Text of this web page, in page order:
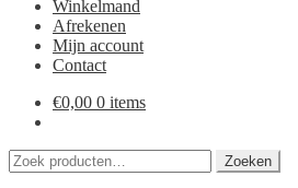
Winkelmand
Afrekenen
Mijn account
Contact
€0,00 0 items
Zoeken
naar:
Zoeken